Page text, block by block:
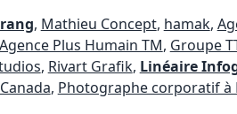
, Mathieu Concept, hamak,
Agence Plus Humain TM, Groupe
, Rivart Grafik, Linéaire
, Photographe corporatif à